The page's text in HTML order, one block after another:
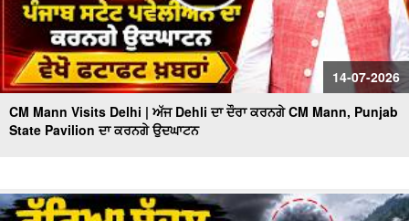
14-07-2026
CM Mann Visits Delhi | ਅੱਜ Dehli ਦਾ ਦੌਰਾ ਕਰਨਗੇ CM Mann, Punjab
State Pavilion ਦਾ ਕਰਨਗੇ ਉਦਘਾਟਨ